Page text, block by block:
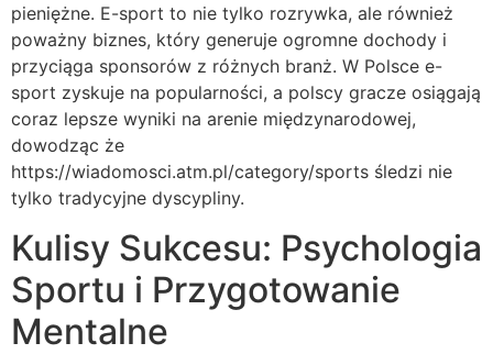
pieniężne. E-sport to nie tylko rozrywka, ale również
poważny biznes, który generuje ogromne dochody i
przyciąga sponsorów z różnych branż. W Polsce e-
sport zyskuje na popularności, a polscy gracze osiągają
coraz lepsze wyniki na arenie międzynarodowej,
dowodząc że
https://wiadomosci.atm.pl/category/sports śledzi nie
tylko tradycyjne dyscypliny.
Kulisy Sukcesu: Psychologia
Sportu i Przygotowanie
Mentalne